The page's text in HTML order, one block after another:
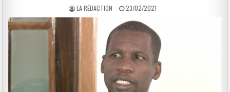
LA RÉDACTION 23/02/2021